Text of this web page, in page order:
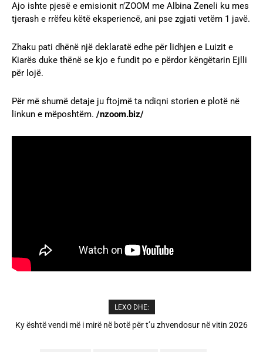
Ajo ishte pjesë e emisionit n’ZOOM me Albina Zeneli ku mes
tjerash e rrëfeu këtë eksperiencë, ani pse zgjati vetëm 1 javë.
Zhaku pati dhënë një deklaratë edhe për lidhjen e Luizit e
Kiarës duke thënë se kjo e fundit po e përdor këngëtarin Ejlli
për lojë.
Për më shumë detaje ju ftojmë ta ndiqni storien e plotë në
linkun e mëposhtëm. /nzoom.biz/
LEXO DHE:
A është prishur miqësia mes Selin dhe Kristit? Veprimi i fundit i ish-